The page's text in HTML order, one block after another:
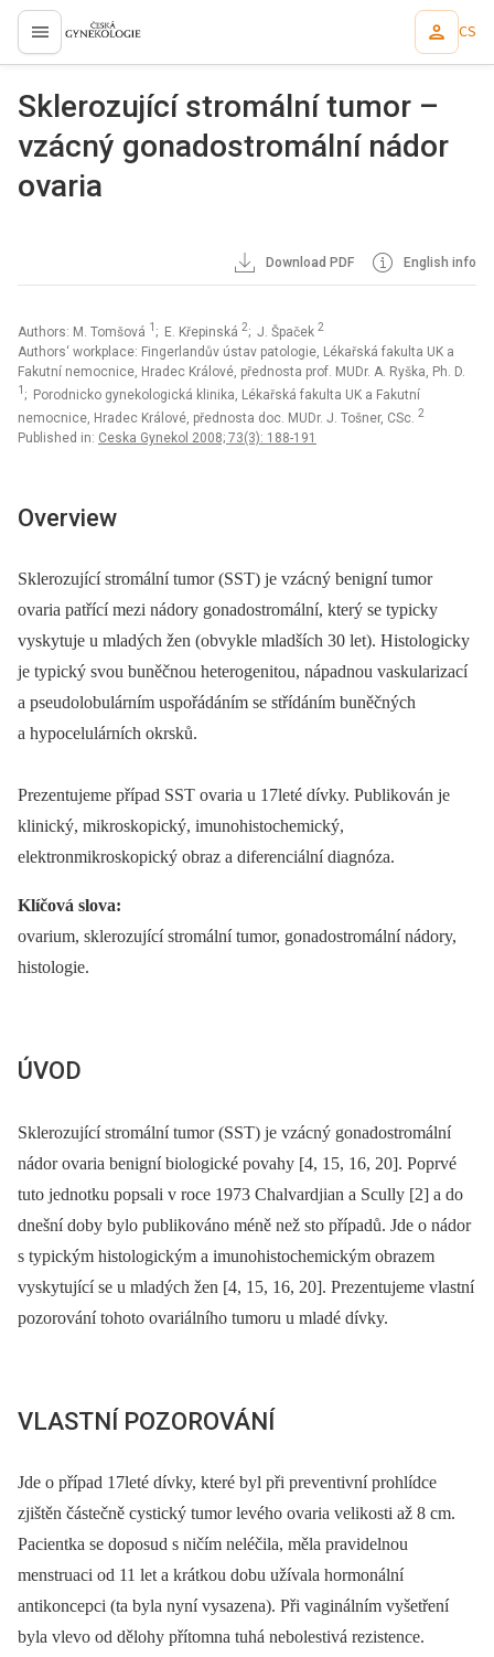
proLékaře.cz CS
Sklerozující stromální tumor –
vzácný gonadostromální nádor
ovaria
Download PDF English info
Authors: M. Tomšová 1 ; E. Křepinská 2; J. Špaček 2
Authors‘ workplace: Fingerlandův ústav patologie, Lékařská fakulta UK a
Fakutní nemocnice, Hradec Králové, přednosta prof. MUDr. A. Ryška, Ph. D.
1 ; Porodnicko gynekologická klinika, Lékařská fakulta UK a Fakutní
nemocnice, Hradec Králové, přednosta doc. MUDr. J. Tošner, CSc. 2
Published in: Ceska Gynekol 2008; 73(3): 188-191
Overview
Sklerozující stromální tumor (SST) je vzácný benigní tumor
ovaria patřící mezi nádory gonadostromální, který se typicky
vyskytuje u mladých žen (obvykle mladších 30 let). Histologicky
je typický svou buněčnou heterogenitou, nápadnou vaskularizací
a pseudolobulárním uspořádáním se střídáním buněčných
a hypocelulárních okrsků.
Prezentujeme případ SST ovaria u 17leté dívky. Publikován je
klinický, mikroskopický, imunohistochemický,
elektronmikroskopický obraz a diferenciální diagnóza.
Klíčová slova:
ovarium, sklerozující stromální tumor, gonadostromální nádory,
histologie.
ÚVOD
Sklerozující stromální tumor (SST) je vzácný gonadostromální
nádor ovaria benigní biologické povahy [4, 15, 16, 20]. Poprvé
tuto jednotku popsali v roce 1973 Chalvardjian a Scully [2] a do
dnešní doby bylo publikováno méně než sto případů. Jde o nádor
s typickým histologickým a imunohistochemickým obrazem
vyskytující se u mladých žen [4, 15, 16, 20]. Prezentujeme vlastní
pozorování tohoto ovariálního tumoru u mladé dívky.
VLASTNÍ POZOROVÁNÍ
Jde o případ 17leté dívky, které byl při preventivní prohlídce
zjištěn částečně cystický tumor levého ovaria velikosti až 8 cm.
Pacientka se doposud s ničím neléčila, měla pravidelnou
menstruaci od 11 let a krátkou dobu užívala hormonální
antikoncepci (ta byla nyní vysazena). Při vaginálním vyšetření
byla vlevo od dělohy přítomna tuhá nebolestivá rezistence.